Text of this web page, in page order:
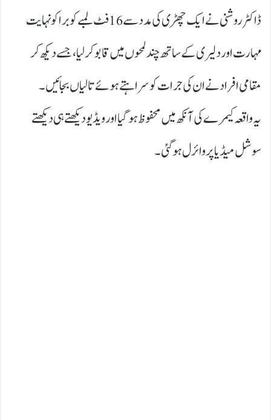
ڈاکٹر روشنی نے ایک چھڑی کی مدد سے 16 فٹ لمبے کوبرا کو نہایت
مہارت اور دلیری کے ساتھ چند لمحوں میں قابو کر لیا، جسے دیکھ کر
مقامی افراد نے ان کی جرات کو سراہتے ہوئے تالیاں بجائیں۔
یہ واقعہ کیمرے کی آنکھ میں محفوظ ہو گیا اور ویڈیو دیکھتے ہی دیکھتے
سوشل میڈیا پر وائرل ہوگئی۔